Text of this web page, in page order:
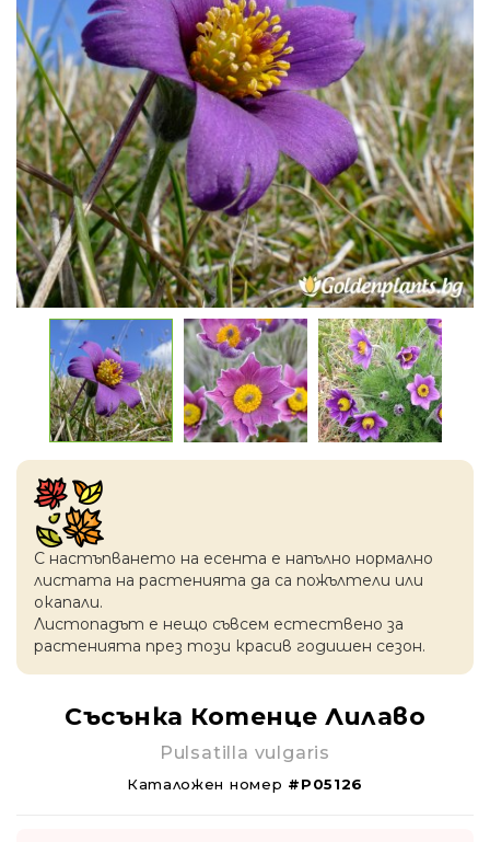
С настъпването на есентa е напълно нормално
листата на растенията да са пожълтели или
окапaли.
Листопадът е нещо съвсем естествено за
растенията през този красив годишен сезон.
Съсънка Котенце Лилаво
Pulsatilla vulgaris
Каталожен номер #P05126